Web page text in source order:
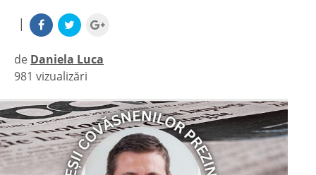
|
de Daniela Luca
|
981 vizualizări